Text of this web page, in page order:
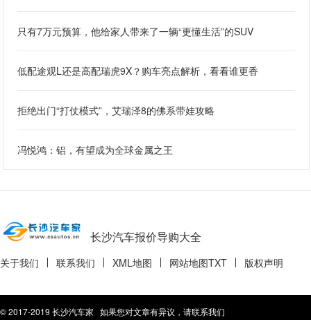
只有7万元预算，他给家人带来了一辆“更懂生活”的SUV
低配途观L还是高配瑞虎9X？购车亮点解析，看看谁更香
拒绝出门“打仗模式”，艾瑞泽8的佛系带娃攻略
冯悦鸿：铝，有望成为全球金属之王
长沙汽车报价导购大全
关于我们 联系我们 XML地图 网站地图TXT 版权声明
© 2017-2019 长沙汽车家 如果您对文章有异议，请联系我们